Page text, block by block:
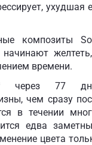
ухудшая
композиты
начинают
времени.
через 77
чем сразу
в течении
едва
цвета